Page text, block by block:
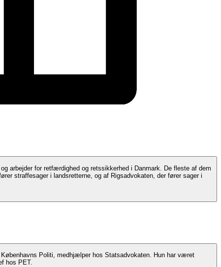
retfærdighed og retssikkerhed i Danmark. De fleste af dem
straffesager i landsretterne, og af Rigsadvokaten, der fører sager i
Politi, medhjælper hos Statsadvokaten. Hun har været
hos PET.